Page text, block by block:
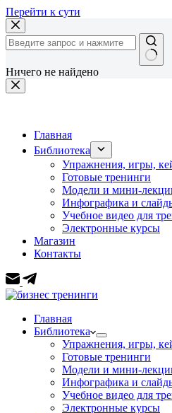
Перейти к сути
Ничего не найдено
Главная
Библиотека
Упражнения, игры,
Готовые тренинги
Модели и мини-
Инфографика и
Учебное видео для
Электронные курсы
Магазин
Контакты
Главная
Библиотека
Упражнения, игры,
Готовые тренинги
Модели и мини-
Инфографика и
Учебное видео для
Электронные курсы